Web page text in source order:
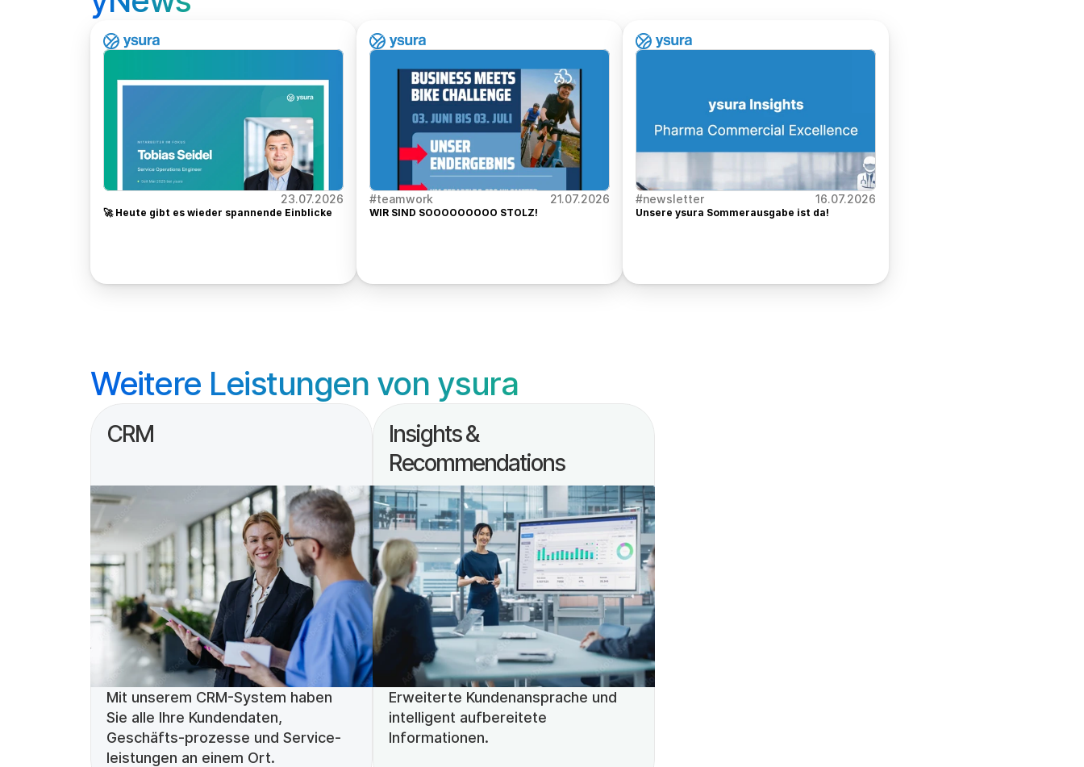
23.07.2026
🚀 Heute gibt es wieder spannende Einblicke
#teamwork 21.07.2026
WIR SIND SOOOOOOOOO STOLZ!
#newsletter 16.07.2026
Unsere ysura Sommerausgabe ist da!
Weitere Leistungen von ysura
CRM
Mit unserem CRM-System haben
Sie alle Ihre Kundendaten,
Geschäfts-prozesse und Service-
leistungen an einem Ort.
Insights &
Recommendations
Erweiterte Kundenansprache und
intelligent aufbereitete
Informationen.